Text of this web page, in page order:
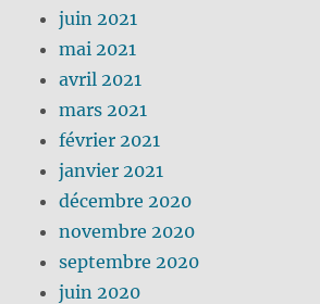
juin 2021
mai 2021
avril 2021
mars 2021
février 2021
janvier 2021
décembre 2020
novembre 2020
septembre 2020
juin 2020